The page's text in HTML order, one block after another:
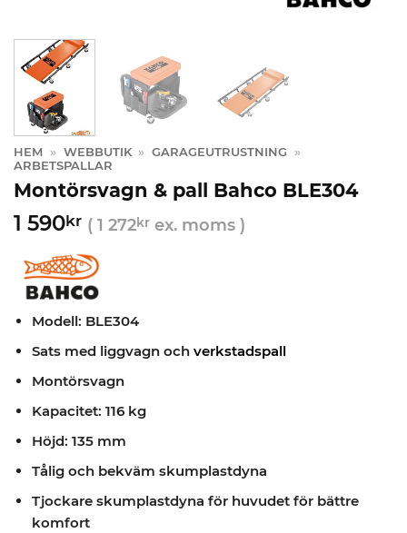
HEM » WEBBUTIK » GARAGEUTRUSTNING
»
ARBETSPALLAR
Montörsvagn & pall Bahco BLE304
1 590kr ( 1 272kr ex. moms )
Modell: BLE304
Sats med liggvagn och verkstadspall
Montörsvagn
Kapacitet: 116 kg
Höjd: 135 mm
Tålig och bekväm skumplastdyna
Tjockare skumplastdyna för huvudet för bättre
komfort